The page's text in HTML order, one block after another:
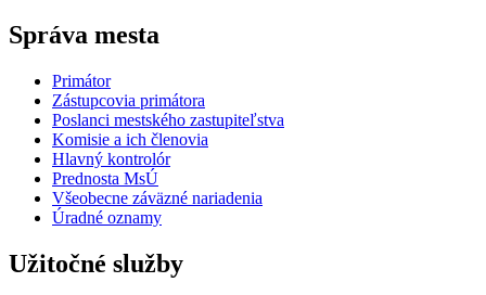
Správa mesta
Primátor
Zástupcovia primátora
Poslanci mestského zastupiteľstva
Komisie a ich členovia
Hlavný kontrolór
Prednosta MsÚ
Všeobecne záväzné nariadenia
Úradné oznamy
Užitočné služby